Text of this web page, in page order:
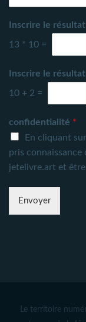
Inscrire le
13 * 10 =
Inscrire le
10 + 2 =
confidentialité *
En cliquant
pris connaissance
jetelivre.art et
Envoyer
Le territoire